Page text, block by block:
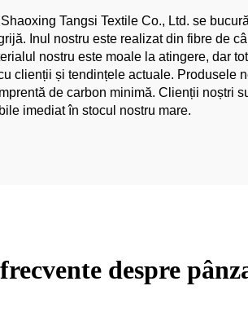
Tangsi Textile Co., Ltd. se
Inul nostru este realizat din fibre de
nostru este moale la atingere, dar
clienții și tendințele actuale. Produsele
de carbon minimă. Clienții noștri
imediat în stocul nostru mare.
despre